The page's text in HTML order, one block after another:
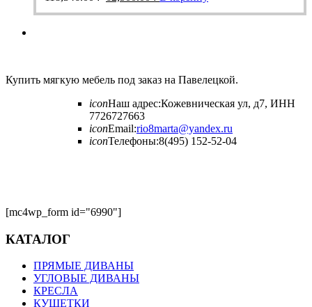
составляла
цена:
Купить мягкую мебель под заказ на Павелецкой.
iconНаш адрес:Кожевническая ул, д7, ИНН
7726727663
iconEmail:rio8marta@yandex.ru
iconТелефоны:8(495) 152-52-04
[mc4wp_form id="6990"]
КАТАЛОГ
ПРЯМЫЕ ДИВАНЫ
УГЛОВЫЕ ДИВАНЫ
КРЕСЛА
КУШЕТКИ